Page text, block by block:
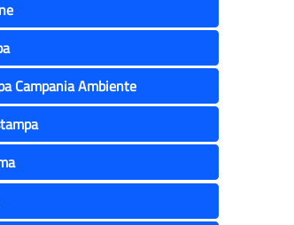
Campania Ambiente